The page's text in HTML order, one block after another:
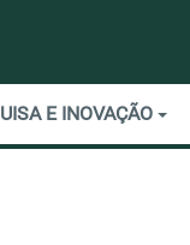
E INOVAÇÃO